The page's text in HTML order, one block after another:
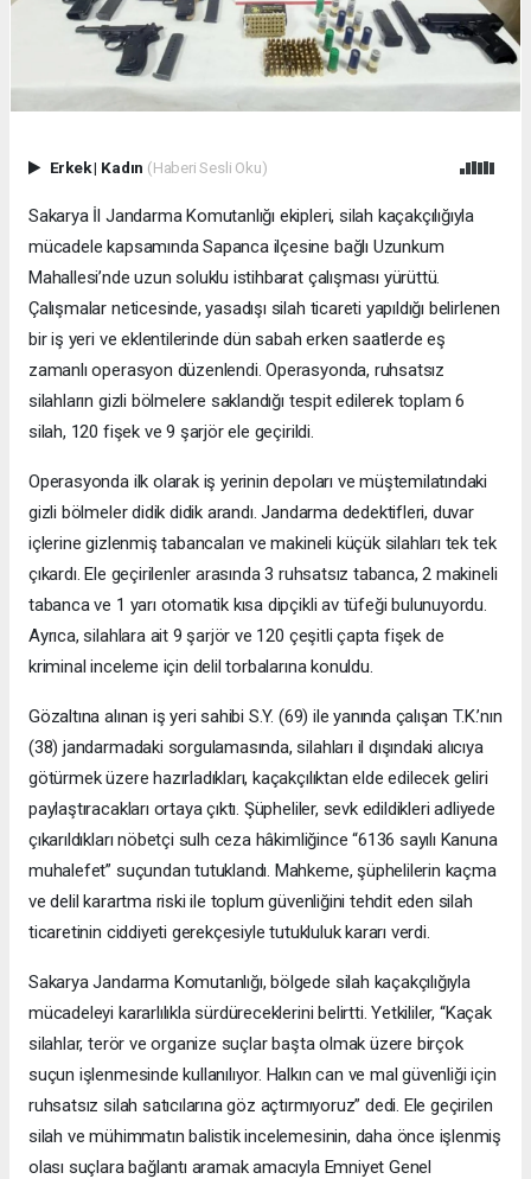
Erkek| Kadın (Haberi Sesli Oku)
Sakarya İl Jandarma Komutanlığı ekipleri, silah kaçakçılığıyla
mücadele kapsamında Sapanca ilçesine bağlı Uzunkum
Mahallesi’nde uzun soluklu istihbarat çalışması yürüttü.
Çalışmalar neticesinde, yasadışı silah ticareti yapıldığı belirlenen
bir iş yeri ve eklentilerinde dün sabah erken saatlerde eş
zamanlı operasyon düzenlendi. Operasyonda, ruhsatsız
silahların gizli bölmelere saklandığı tespit edilerek toplam 6
silah, 120 fişek ve 9 şarjör ele geçirildi.
Operasyonda ilk olarak iş yerinin depoları ve müştemilatındaki
gizli bölmeler didik didik arandı. Jandarma dedektifleri, duvar
içlerine gizlenmiş tabancaları ve makineli küçük silahları tek tek
çıkardı. Ele geçirilenler arasında 3 ruhsatsız tabanca, 2 makineli
tabanca ve 1 yarı otomatik kısa dipçikli av tüfeği bulunuyordu.
Ayrıca, silahlara ait 9 şarjör ve 120 çeşitli çapta fişek de
kriminal inceleme için delil torbalarına konuldu.
Gözaltına alınan iş yeri sahibi S.Y. (69) ile yanında çalışan T.K.’nın
(38) jandarmadaki sorgulamasında, silahları il dışındaki alıcıya
götürmek üzere hazırladıkları, kaçakçılıktan elde edilecek geliri
paylaştıracakları ortaya çıktı. Şüpheliler, sevk edildikleri adliyede
çıkarıldıkları nöbetçi sulh ceza hâkimliğince “6136 sayılı Kanuna
muhalefet” suçundan tutuklandı. Mahkeme, şüphelilerin kaçma
ve delil karartma riski ile toplum güvenliğini tehdit eden silah
ticaretinin ciddiyeti gerekçesiyle tutukluluk kararı verdi.
Sakarya Jandarma Komutanlığı, bölgede silah kaçakçılığıyla
mücadeleyi kararlılıkla sürdüreceklerini belirtti. Yetkililer, “Kaçak
silahlar, terör ve organize suçlar başta olmak üzere birçok
suçun işlenmesinde kullanılıyor. Halkın can ve mal güvenliği için
ruhsatsız silah satıcılarına göz açtırmıyoruz” dedi. Ele geçirilen
silah ve mühimmatın balistik incelemesinin, daha önce işlenmiş
olası suçlara bağlantı aramak amacıyla Emniyet Genel